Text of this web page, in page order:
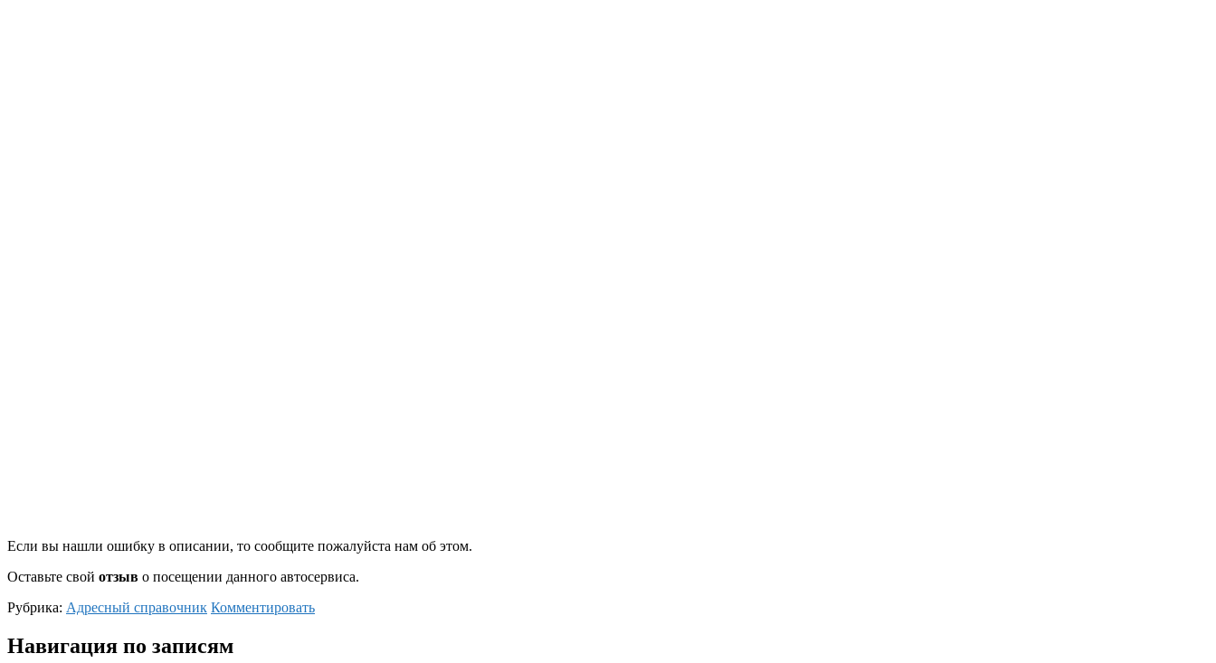
Если вы нашли ошибку в описании, то сообщите пожалуйста нам об этом.
Оставьте свой отзыв о посещении данного автосервиса.
Рубрика: Адресный справочник Комментировать
Навигация по записям